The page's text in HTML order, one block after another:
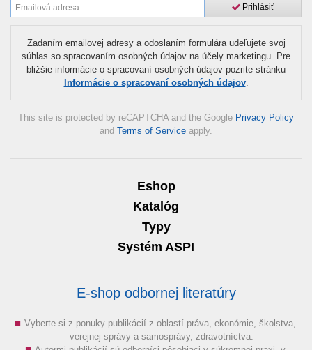
Prihlásiť
Zadaním emailovej adresy a odoslaním formulára udeľujete svoj
súhlas so spracovaním osobných údajov na účely marketingu. Pre
bližšie informácie o spracovaní osobných údajov pozrite stránku
Informácie o spracovaní osobných údajov.
This site is protected by reCAPTCHA and the Google Privacy Policy
and Terms of Service apply.
Eshop
Katalóg
Typy
Systém ASPI
E-shop odbornej literatúry
Vyberte si z ponuky publikácií z oblastí práva, ekonómie, školstva,
verejnej správy a samosprávy, zdravotníctva.